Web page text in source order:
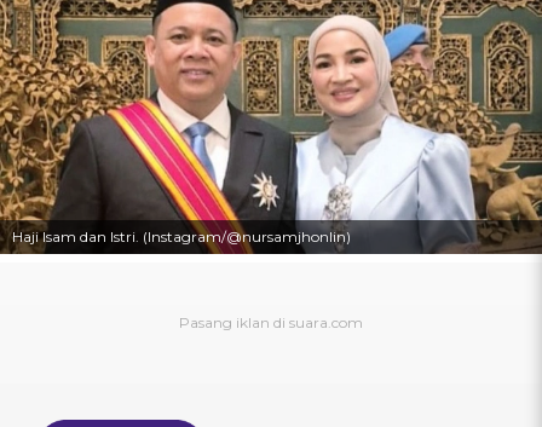
Haji Isam dan Istri. (Instagram/@nursamjhonlin)